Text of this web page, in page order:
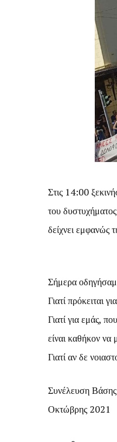
Στις 14:00
του
δείχνει εμφανώς
Σήμερα
Γιατί πρόκειται
Γιατί για εμάς,
είναι καθήκον να
Γιατί αν δε
Συνέλευση
Οκτώβρης 2021